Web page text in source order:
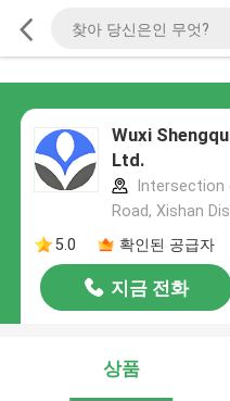
Wuxi
Ltd.
Intersection
Road, Xishan
5.0
확인된 공급자
지금 전화
상품